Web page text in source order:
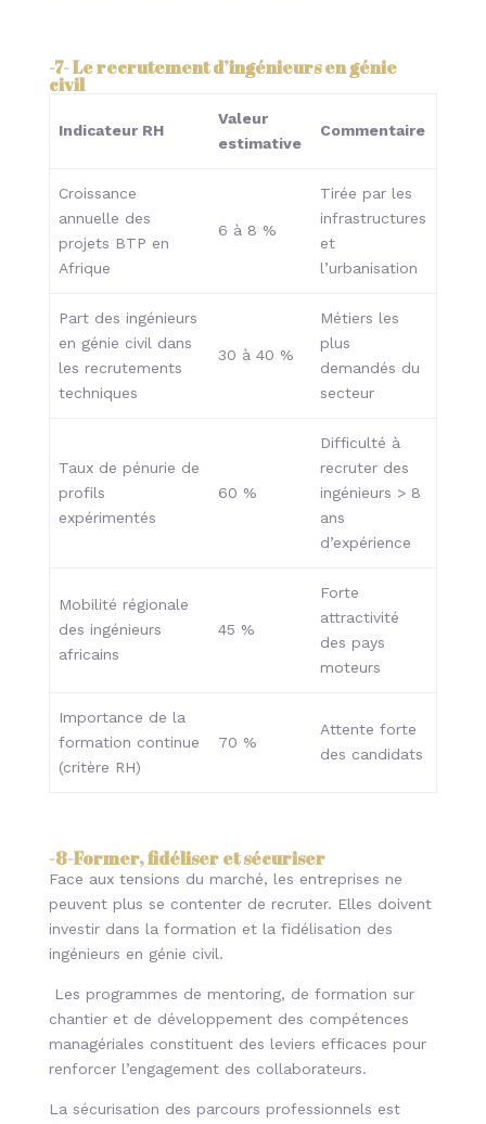
-7-Le recrutement d’ingénieurs en génie
civil
Indicateur RH
Valeur
estimative
Commentaire
Croissance
annuelle des
projets BTP en
Afrique
6 à 8 %
Tirée par les
infrastructures
et
l’urbanisation
Part des ingénieurs
en génie civil dans
les recrutements
techniques
30 à 40 %
Métiers les
plus
demandés du
secteur
Taux de pénurie de
profils
expérimentés
60 %
Difficulté à
recruter des
ingénieurs > 8
ans
d’expérience
Mobilité régionale
des ingénieurs
africains
45 %
Forte
attractivité
des pays
moteurs
Importance de la
formation continue
(critère RH)
70 %
Attente forte
des candidats
-8-Former, fidéliser et sécuriser
Face aux tensions du marché, les entreprises ne
peuvent plus se contenter de recruter. Elles doivent
investir dans la formation et la fidélisation des
ingénieurs en génie civil.
Les programmes de mentoring, de formation sur
chantier et de développement des compétences
managériales constituent des leviers efficaces pour
renforcer l’engagement des collaborateurs.
La sécurisation des parcours professionnels est